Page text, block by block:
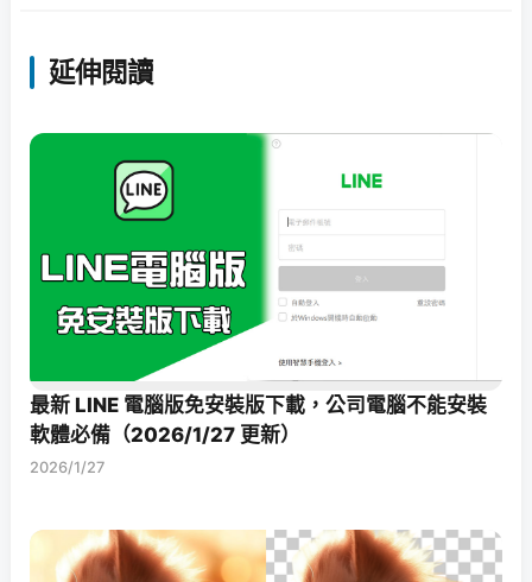
延伸閱讀
最新 LINE 電腦版免安裝版下載，公司電腦不能安裝
軟體必備（2026/1/27 更新）
2026/1/27